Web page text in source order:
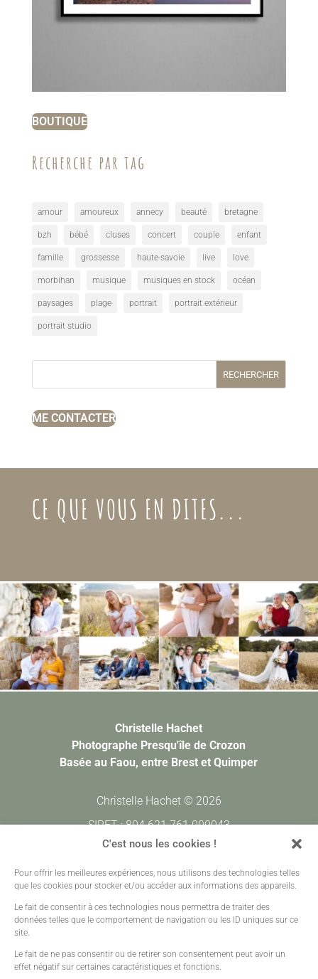
C'est nous les cookies !
Pour offrir les meilleures expériences, nous utilisons des technologies telles
que les cookies pour stocker et/ou accéder aux informations des appareils.
Le fait de consentir à ces technologies nous permettra de traiter des
données telles que le comportement de navigation ou les ID uniques sur ce
site.
Le fait de ne pas consentir ou de retirer son consentement peut avoir un
effet négatif sur certaines caractéristiques et fonctions.
BOUTIQUE
Recherche par tag
amour amoureux annecy beauté bretagne
bzh bébé cluses concert couple enfant
famille grossesse haute-savoie live love
morbihan musique musiques en stock océan
paysages plage portrait portrait extérieur
portrait studio
RECHERCHER
ME CONTACTER
CE QUE VOUS EN DITES...
Christelle Hachet
Photographe Presqu'île de Crozon
Basée au Faou, entre Brest et Quimper
Christelle Hachet © 2026
SIRET : 804 621 761 000043
CODE APE : 7420Z
Prestations •Galeries Clients •
Contact